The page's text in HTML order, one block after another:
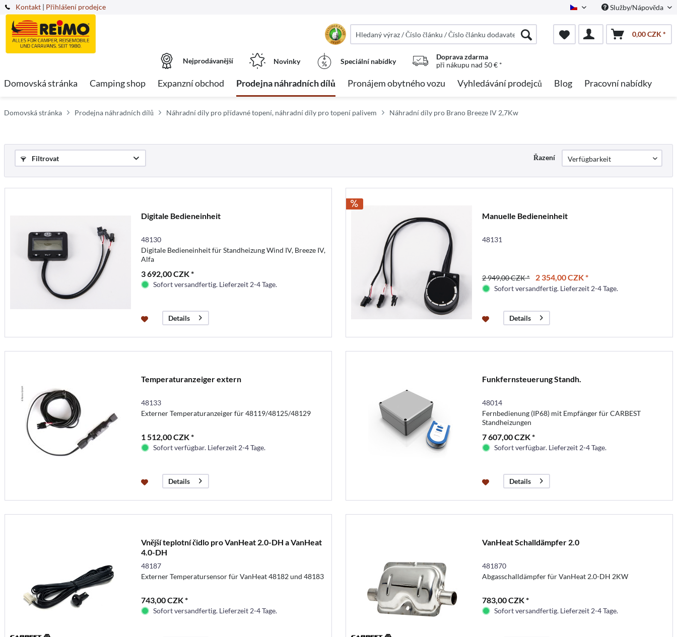
Kontakt Czech Služby/Nápověda
| Přihlášení prodejce
0,00 CZK *
Nejprodávanější Novinky Speciální nabídky
Doprava zdarma
při nákupu nad 50 € *
Domovská stránka Camping shop Expanzní obchod Prodejna náhradních dílů Pronájem obytného vozu Vyhledávání prodejců Blog Pracovní nabídky
Domovská stránka Prodejna náhradních dílů Náhradní díly pro přídavné topení, náhradní díly pro topení palivem Náhradní díly pro Brano Breeze IV 2,7Kw
Filtrovat Řazení
Digitale Bedieneinheit
48130
Digitale Bedieneinheit für Standheizung Wind IV, Breeze IV,
Alfa
3 692,00 CZK *
Sofort versandfertig. Lieferzeit 2-4 Tage.
Details
Manuelle Bedieneinheit
48131
2 949,00 CZK * 2 354,00 CZK *
Sofort versandfertig. Lieferzeit 2-4 Tage.
Details
Temperaturanzeiger extern
48133
Externer Temperaturanzeiger für 48119/48125/48129
1 512,00 CZK *
Sofort verfügbar. Lieferzeit 2-4 Tage.
Details
Funkfernsteuerung Standh.
48014
Fernbedienung (IP68) mit Empfänger für CARBEST
Standheizungen
7 607,00 CZK *
Sofort verfügbar. Lieferzeit 2-4 Tage.
Details
Vnější teplotní čidlo pro VanHeat 2.0-DH a VanHeat
4.0-DH
48187
Externer Temperatursensor für VanHeat 48182 und 48183
743,00 CZK *
Sofort versandfertig. Lieferzeit 2-4 Tage.
VanHeat Schalldämpfer 2.0
481870
Abgasschalldämpfer für VanHeat 2.0-DH 2KW
783,00 CZK *
Sofort versandfertig. Lieferzeit 2-4 Tage.